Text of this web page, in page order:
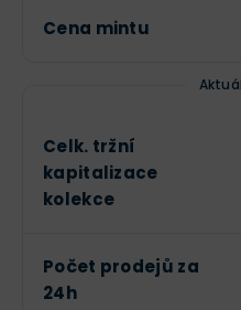
Cena mintu
Celk. tržní
kapitalizace
kolekce
Počet prodejů za
24h